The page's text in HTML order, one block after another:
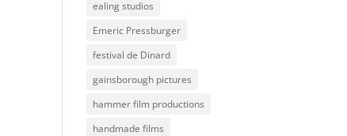
ealing studios
Emeric Pressburger
festival de Dinard
gainsborough pictures
hammer film productions
handmade films